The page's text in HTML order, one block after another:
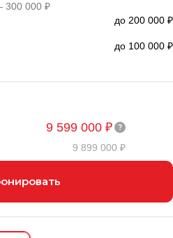
300 000 ₽
до 200 000 ₽
до 100 000 ₽
9 599 000 ₽
9 899 000 ₽